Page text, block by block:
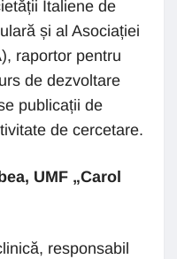
Italiene de
și al Asociației
raportor pentru
de dezvoltare
publicații de
de cercetare.
UMF „Carol
responsabil